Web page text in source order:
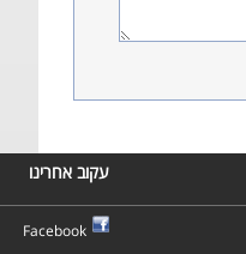
עקוב אחרינו
Facebook